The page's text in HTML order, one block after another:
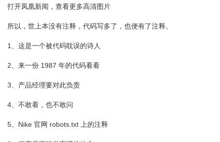
打开凤凰新闻，查看更多高清图片
所以，世上本没有注释，代码写多了，也便有了注释。
1、这是一个被代码耽误的诗人
2、来一份 1987 年的代码看看
3、产品经理要对此负责
4、不敢看，也不敢问
5、Nike 官网 robots.txt 上的注释